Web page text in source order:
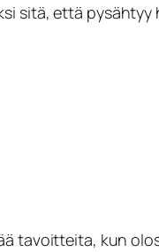
sitä, että
tavoitteita, kun